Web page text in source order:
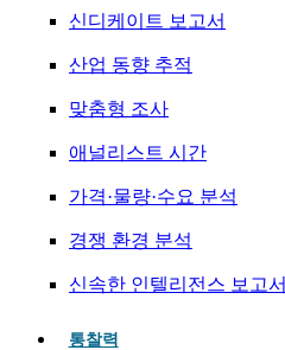
신디케이트 보고서
산업 동향 추적
맞춤형 조사
애널리스트 시간
가격·물량·수요 분석
경쟁 환경 분석
신속한 인텔리전스 보고서
통찰력